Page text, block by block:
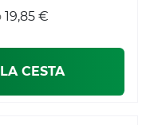
19,85 €
CESTA